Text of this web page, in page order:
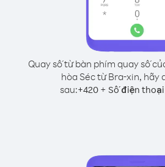
Quay số từ bàn phím quay số
hòa Séc từ Bra-xin, hãy
sau:+420 + Số điện